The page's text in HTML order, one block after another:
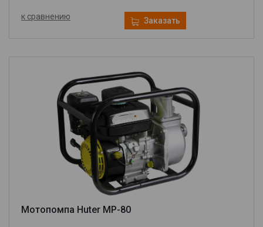
к сравнению Заказать
Мотопомпа Huter MP-80